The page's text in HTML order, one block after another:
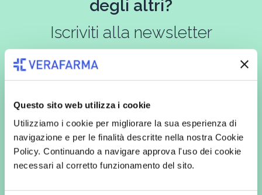
Questo sito web utilizza i cookie
Utilizziamo i cookie per migliorare la sua esperienza di
navigazione e per le finalità descritte nella nostra Cookie
Policy. Continuando a navigare approva l'uso dei cookie
necessari al corretto funzionamento del sito.
degli altri?
Iscriviti alla newsletter
redatta ai sensi del Regolamento EU 2016/679, acconsento
espressamente al trattamento dei miei dati personali per finalità
commerciali da parte di Verafarma, tra cui invio di comunicazioni
marketing (con modalità telematiche - quali ad es. newsletter ed e-mail
con inviti e comunicazioni commerciali - e modalità tradizionali, quali ad
es. posta cartacea)